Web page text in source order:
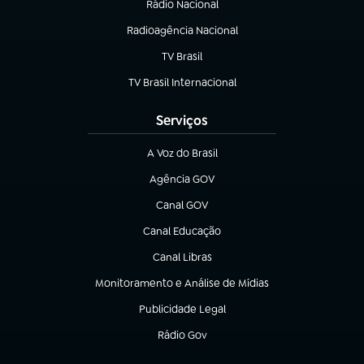
Rádio Nacional
(abre em nova aba)
Radioagência Nacional
(abre em nova aba)
TV Brasil
(abre em nova aba)
TV Brasil Internacional
(abre em nova aba)
Serviços
A Voz do Brasil
(abre em nova aba)
Agência GOV
(abre em nova aba)
Canal GOV
(abre em nova aba)
Canal Educação
(abre em nova aba)
Canal Libras
(abre em nova aba)
Monitoramento e Análise de Mídias
(abre em nova aba)
Publicidade Legal
(abre em nova aba)
Rádio Gov
(abre em nova aba)